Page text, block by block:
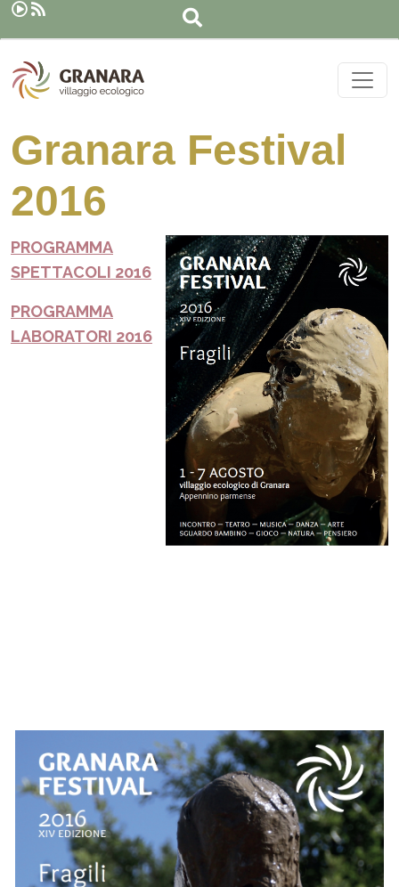
Salta al contenuto principale
Granara Festival
2016
PROGRAMMA
SPETTACOLI 2016
PROGRAMMA
LABORATORI 2016